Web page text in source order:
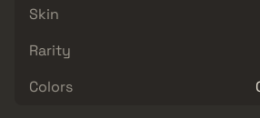
Skin
Rarity
Colors